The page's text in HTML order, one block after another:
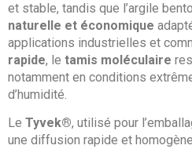
et stable, tandis que l’argile
naturelle et économique
applications industrielles et
rapide, le tamis moléculaire
notamment en conditions
d’humidité.
Le Tyvek®, utilisé pour
une diffusion rapide et